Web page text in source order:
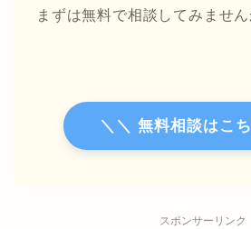
まずは無料で相談してみません
＼＼ 無料相談はこ
スポンサーリンク